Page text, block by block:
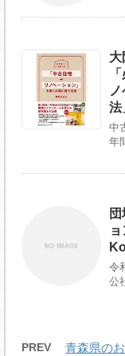
大
法
中
年
令
公
PREV
青森県の